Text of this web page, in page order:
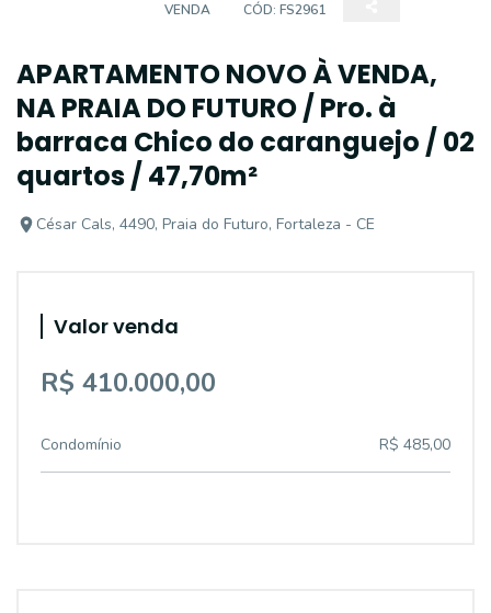
VENDA CÓD: FS2961
APARTAMENTO NOVO À VENDA,
NA PRAIA DO FUTURO / Pro. à
barraca Chico do caranguejo / 02
quartos / 47,70m²
César Cals, 4490, Praia do Futuro, Fortaleza - CE
Valor venda
R$ 410.000,00
Condomínio R$ 485,00